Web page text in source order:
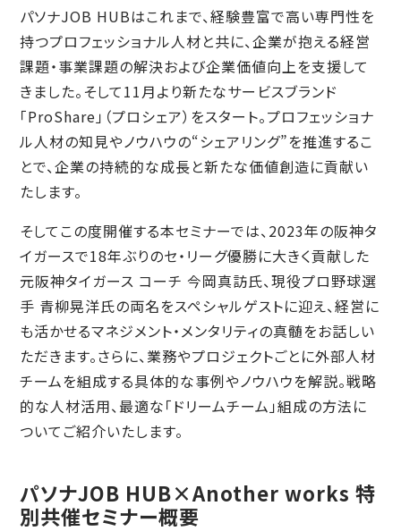
パソナJOB HUBはこれまで、経験豊富で高い専門性を
持つプロフェッショナル人材と共に、企業が抱える経営
課題・事業課題の解決および企業価値向上を支援して
きました。そして11月より新たなサービスブランド
「ProShare」（プロシェア）をスタート。プロフェッショナ
ル人材の知見やノウハウの“シェアリング”を推進するこ
とで、企業の持続的な成長と新たな価値創造に貢献い
たします。
そしてこの度開催する本セミナーでは、2023年の阪神タ
イガースで18年ぶりのセ・リーグ優勝に大きく貢献した
元阪神タイガース コーチ 今岡真訪氏、現役プロ野球選
手 青柳晃洋氏の両名をスペシャルゲストに迎え、経営に
も活かせるマネジメント・メンタリティの真髄をお話しい
ただきます。さらに、業務やプロジェクトごとに外部人材
チームを組成する具体的な事例やノウハウを解説。戦略
的な人材活用、最適な「ドリームチーム」組成の方法に
ついてご紹介いたします。
パソナJOB HUB×Another works 特
別共催セミナー概要